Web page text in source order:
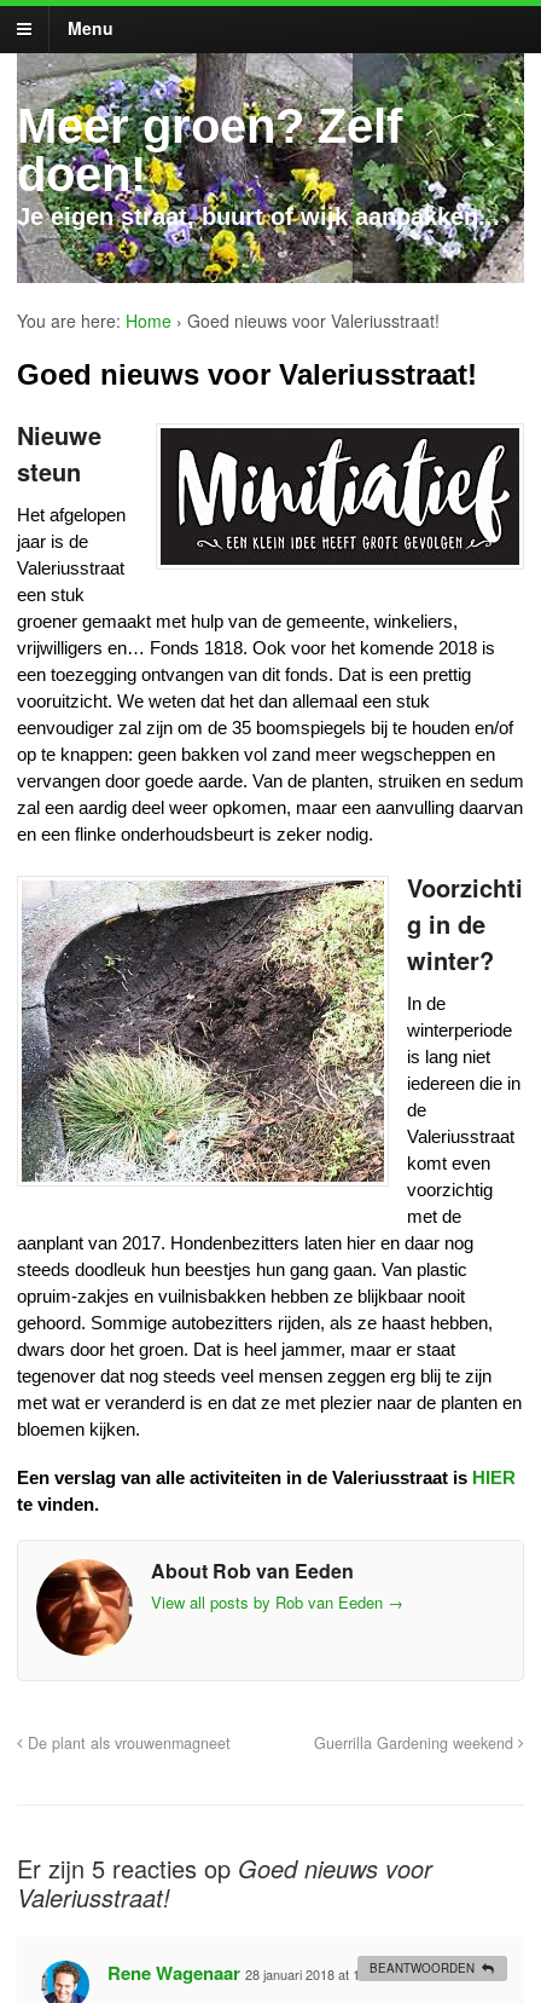
Menu
Meer groen? Zelf
doen!
Je eigen straat, buurt of wijk aanpakken...
You are here: Home › Goed nieuws voor Valeriusstraat!
Goed nieuws voor Valeriusstraat!
Nieuwe
steun
Het afgelopen
jaar is de
Valeriusstraat
een stuk
groener gemaakt met hulp van de gemeente, winkeliers,
vrijwilligers en… Fonds 1818. Ook voor het komende 2018 is
een toezegging ontvangen van dit fonds. Dat is een prettig
vooruitzicht. We weten dat het dan allemaal een stuk
eenvoudiger zal zijn om de 35 boomspiegels bij te houden en/of
op te knappen: geen bakken vol zand meer wegscheppen en
vervangen door goede aarde. Van de planten, struiken en sedum
zal een aardig deel weer opkomen, maar een aanvulling daarvan
en een flinke onderhoudsbeurt is zeker nodig.
Voorzichti
g in de
winter?
In de
winterperiode
is lang niet
iedereen die in
de
Valeriusstraat
komt even
voorzichtig
met de
aanplant van 2017. Hondenbezitters laten hier en daar nog
steeds doodleuk hun beestjes hun gang gaan. Van plastic
opruim-zakjes en vuilnisbakken hebben ze blijkbaar nooit
gehoord. Sommige autobezitters rijden, als ze haast hebben,
dwars door het groen. Dat is heel jammer, maar er staat
tegenover dat nog steeds veel mensen zeggen erg blij te zijn
met wat er veranderd is en dat ze met plezier naar de planten en
bloemen kijken.
Een verslag van alle activiteiten in de Valeriusstraat is HIER
te vinden.
About Rob van Eeden
View all posts by Rob van Eeden →
De plant als vrouwenmagneet Guerrilla Gardening weekend
Er zijn 5 reacties op Goed nieuws voor
Valeriusstraat!
Rene Wagenaar 28 januari 2018 at 10:53 #
BEANTWOORDEN